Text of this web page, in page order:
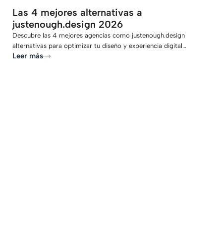
Las 4 mejores alternativas a
justenough.design 2026
Descubre las 4 mejores agencias como justenough.design
alternativas para optimizar tu diseño y experiencia digital…
Leer más